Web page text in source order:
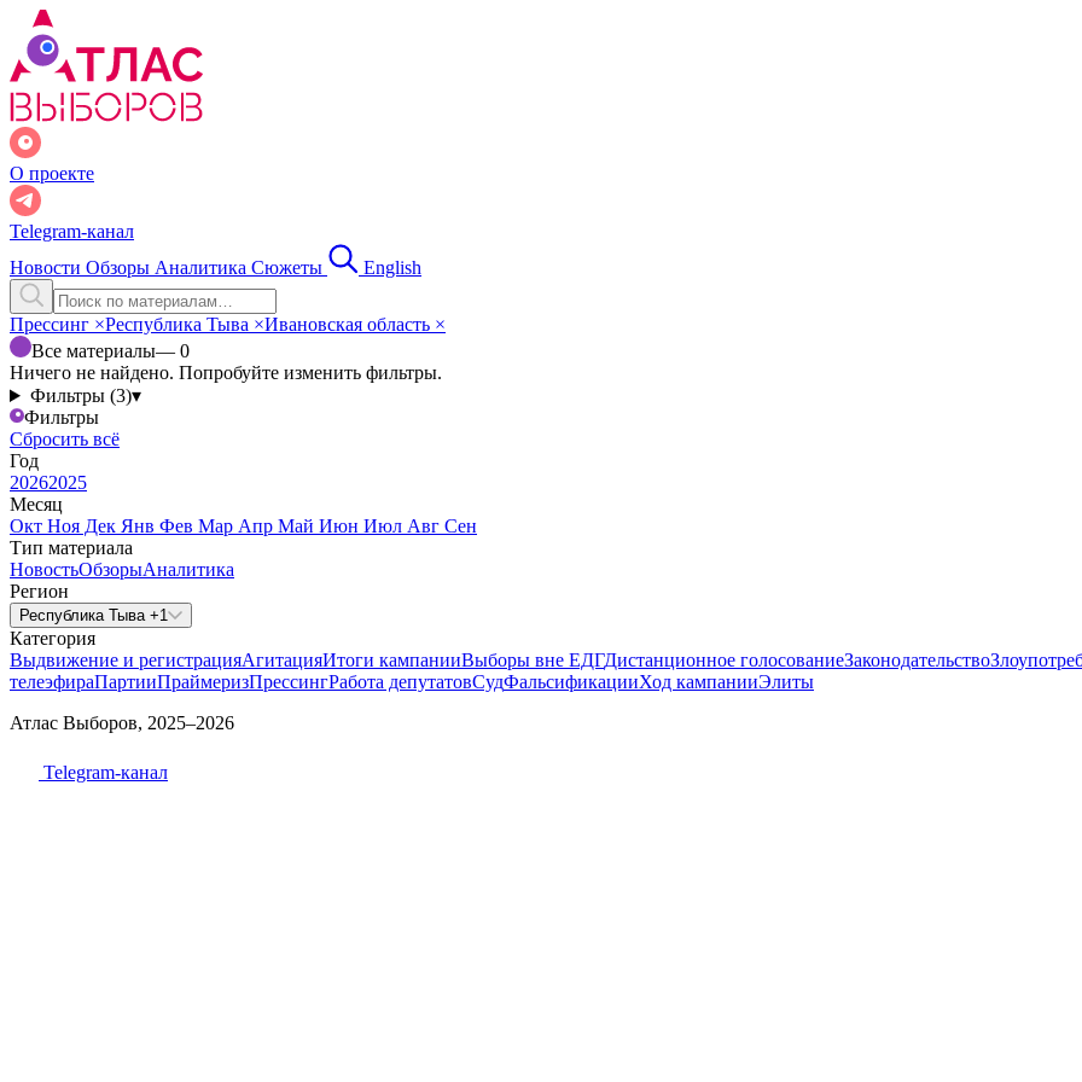
О проекте
Telegram-канал
Новости Обзоры Аналитика Сюжеты English
Прессинг ×Республика Тыва ×Ивановская область ×
Все материалы— 0
Ничего не найдено. Попробуйте изменить фильтры.
Фильтры (3)▾
Фильтры
Сбросить всё
Год
20262025
Месяц
Окт Ноя Дек Янв Фев Мар Апр Май Июн Июл Авг Сен
Тип материала
НовостьОбзорыАналитика
Регион
Республика Тыва +1
Категория
Выдвижение и регистрацияАгитацияИтоги кампанииВыборы вне ЕДГДистанционное голосованиеЗаконодательство
телеэфираПартииПраймеризПрессингРабота депутатовСудФальсификацииХод кампанииЭлиты
Атлас Выборов, 2025–2026
Telegram-канал